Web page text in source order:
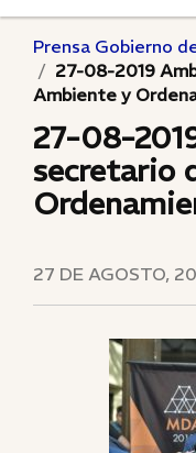
Prensa Gobierno
27-08-2019
Ambiente y
27-08-
secretario
27 DE AGOSTO,